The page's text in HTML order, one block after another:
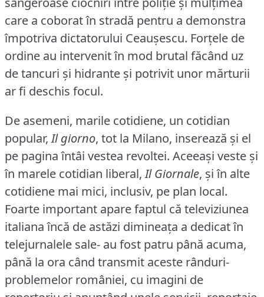
care a coborat în stradă pentru a demonstra
împotriva dictatorului Ceauşescu. Forţele de
ordine au intervenit în mod brutal făcând uz
de tancuri şi hidrante şi potrivit unor mărturii
ar fi deschis focul.
De asemeni, marile cotidiene, un cotidian
popular,Il giorno, tot la Milano, inserează şi el
pe pagina întâi vestea revoltei. Aceeaşi veste şi
în marele cotidian liberal,Il Giornale, şi în alte
cotidiene mai mici, inclusiv, pe plan local.
Foarte important apare faptul că televiziunea
italiana încă de astăzi dimineaţa a dedicat în
telejurnalele sale- au fost patru până acuma,
până la ora când transmit aceste rânduri-
problemelor româniei, cu imagini de